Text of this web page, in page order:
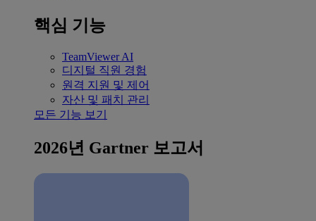
핵심 기능
TeamViewer AI
디지털 직원 경험
원격 지원 및 제어
자산 및 패치 관리
모든 기능 보기
2026년 Gartner 보고서